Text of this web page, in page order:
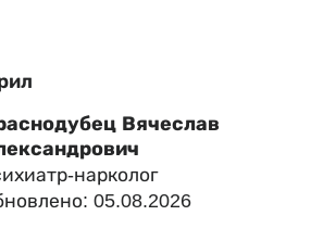
Вячеслав
нарколог
05.08.2026